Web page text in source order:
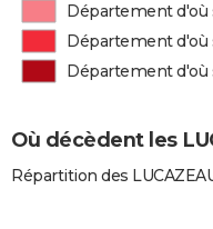
Département d'où
Département d'où
Département d'où
Où décèdent les
Répartition des